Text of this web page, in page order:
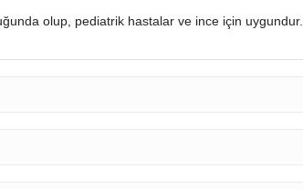
olup, pediatrik hastalar ve ince için uygundur.